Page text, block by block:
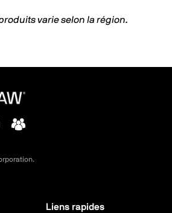
varie selon la région.
Liens rapides